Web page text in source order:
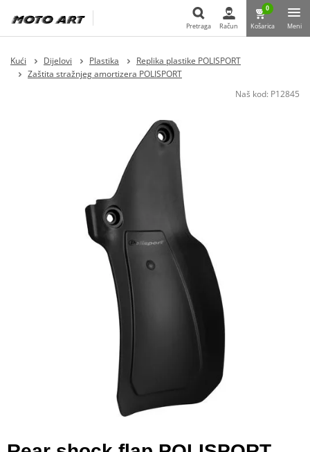
Pretraga Račun
0
Košarica Meni
Kući Dijelovi Plastika
Replika plastike POLISPORT
Zaštita stražnjeg amortizera POLISPORT
Naš kod: P12845